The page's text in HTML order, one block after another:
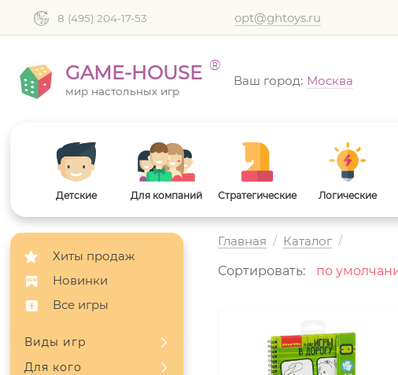
8 (495) 204-17-53 opt@ghtoys.ru
GAME-HOUSE ®
мир настольных игр
Ваш город: Москва
Детские Для компаний Стратегические Логические
Хиты продаж
Новинки
Все игры
Виды игр
Для кого
Главная / Каталог /
Сортировать: